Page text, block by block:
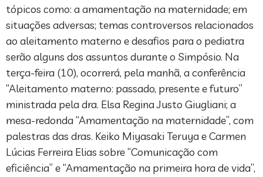
tópicos como: a amamentação na maternidade; em
situações adversas; temas controversos relacionados
ao aleitamento materno e desafios para o pediatra
serão alguns dos assuntos durante o Simpósio. Na
terça-feira (10), ocorrerá, pela manhã, a conferência
“Aleitamento materno: passado, presente e futuro”
ministrada pela dra. Elsa Regina Justo Giugliani; a
mesa-redonda “Amamentação na maternidade”, com
palestras das dras. Keiko Miyasaki Teruya e Carmen
Lúcias Ferreira Elias sobre “Comunicação com
eficiência” e “Amamentação na primeira hora de vida”,